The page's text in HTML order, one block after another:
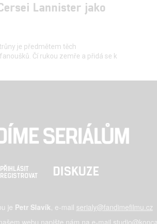
Lannister jako
je předmětem těch
Čí rukou zemře a přidá se k
PŘIHLÁSIT
REGISTROVAT
DISKUZE
je Petr Slavík, e-mail serialy@fandimefilmu.cz